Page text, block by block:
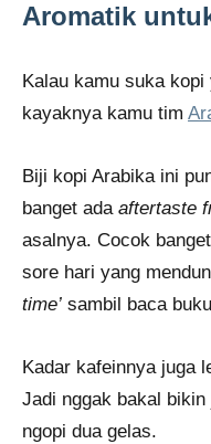
Aromatik
Kalau kamu suka
kayaknya kamu tim
Biji kopi Arabika ini
banget ada aftertaste
asalnya. Cocok
sore hari yang
time’ sambil baca
Kadar kafeinnya juga
Jadi nggak bakal
ngopi dua gelas.